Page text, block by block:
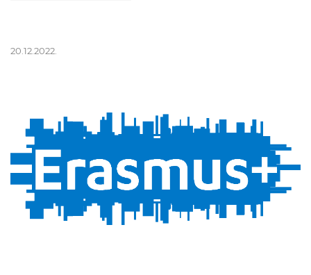
20.12.2022.